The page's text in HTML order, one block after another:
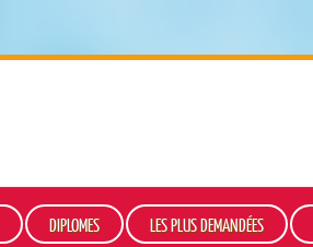
DIPLOMES LES PLUS DEMANDÉES